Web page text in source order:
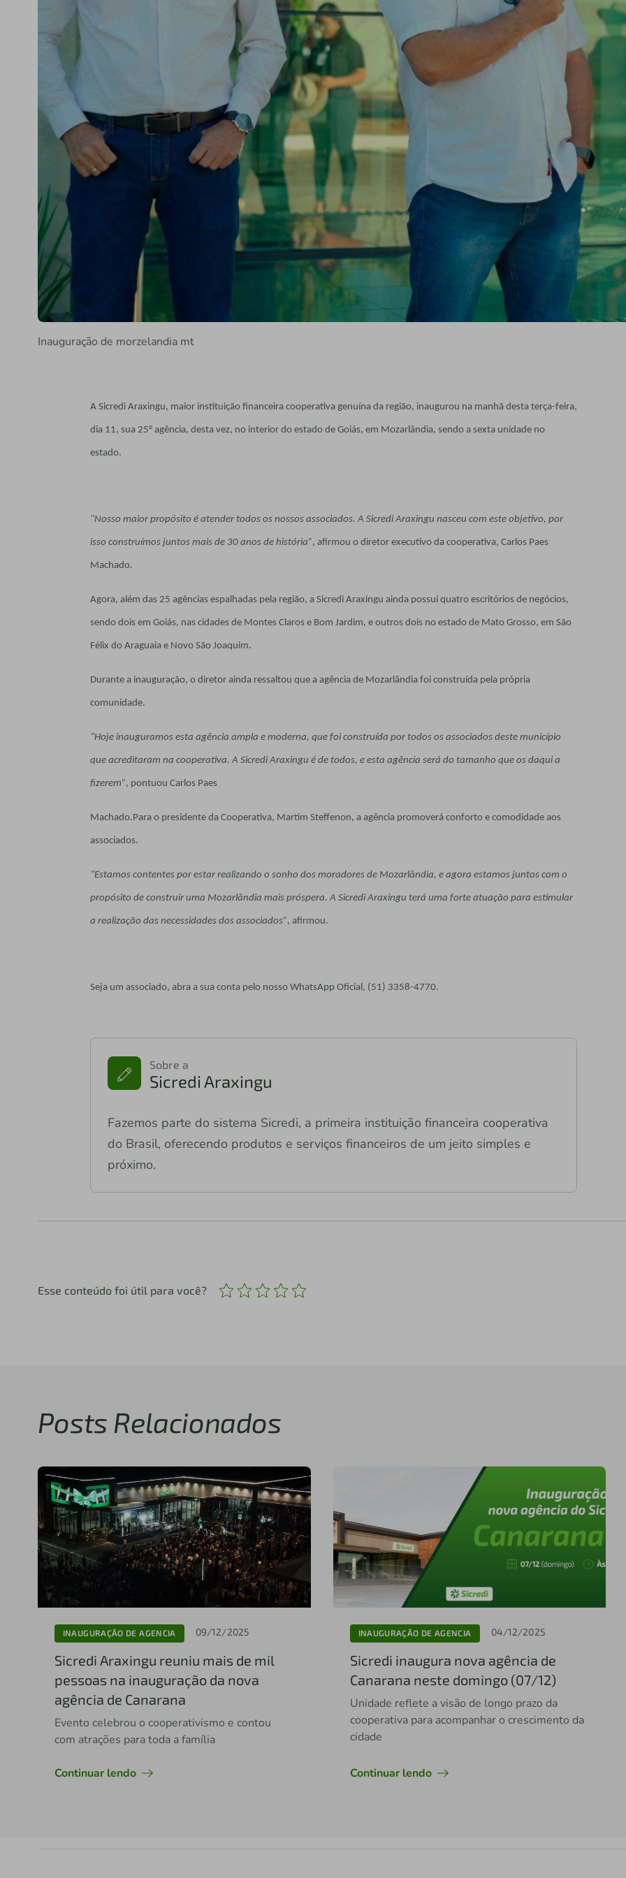
Inauguração de morzelandia mt
A Sicredi Araxingu, maior instituição financeira cooperativa genuína da região, inaugurou na manhã desta terça-feira,
dia 11, sua 25° agência, desta vez, no interior do estado de Goiás, em Mozarlândia, sendo a sexta unidade no
estado.
"Nosso maior propósito é atender todos os nossos associados. A Sicredi Araxingu nasceu com este objetivo, por
isso construímos juntos mais de 30 anos de história”, afirmou o diretor executivo da cooperativa, Carlos Paes
Machado.
Agora, além das 25 agências espalhadas pela região, a Sicredi Araxingu ainda possui quatro escritórios de negócios,
sendo dois em Goiás, nas cidades de Montes Claros e Bom Jardim, e outros dois no estado de Mato Grosso, em São
Félix do Araguaia e Novo São Joaquim.
Durante a inauguração, o diretor ainda ressaltou que a agência de Mozarlândia foi construída pela própria
comunidade.
“Hoje inauguramos esta agência ampla e moderna, que foi construída por todos os associados deste município
que acreditaram na cooperativa. A Sicredi Araxingu é de todos, e esta agência será do tamanho que os daqui a
fizerem”, pontuou Carlos Paes
Machado.Para o presidente da Cooperativa, Martim Steffenon, a agência promoverá conforto e comodidade aos
associados.
“Estamos contentes por estar realizando o sonho dos moradores de Mozarlândia, e agora estamos juntos com o
propósito de construir uma Mozarlândia mais próspera. A Sicredi Araxingu terá uma forte atuação para estimular
a realização das necessidades dos associados”, afirmou.
Seja um associado, abra a sua conta pelo nosso WhatsApp Oficial, (51) 3358-4770.
Sobre a
Sicredi Araxingu
Fazemos parte do sistema Sicredi, a primeira instituição financeira cooperativa
do Brasil, oferecendo produtos e serviços financeiros de um jeito simples e
próximo.
Esse conteúdo foi útil para você?
Posts Relacionados
INAUGURAÇÃO DE AGENCIA 09/12/2025
Sicredi Araxingu reuniu mais de mil
pessoas na inauguração da nova
agência de Canarana
Evento celebrou o cooperativismo e contou
com atrações para toda a família
Continuar lendo
INAUGURAÇÃO DE AGENCIA 04/12/2025
Sicredi inaugura nova agência de
Canarana neste domingo (07/12)
Unidade reflete a visão de longo prazo da
cooperativa para acompanhar o crescimento da
cidade
Continuar lendo